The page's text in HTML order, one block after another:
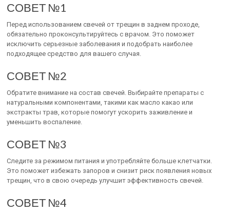
СОВЕТ №1
Перед использованием свечей от трещин в заднем проходе,
обязательно проконсультируйтесь с врачом. Это поможет
исключить серьезные заболевания и подобрать наиболее
подходящее средство для вашего случая.
СОВЕТ №2
Обратите внимание на состав свечей. Выбирайте препараты с
натуральными компонентами, такими как масло какао или
экстракты трав, которые помогут ускорить заживление и
уменьшить воспаление.
СОВЕТ №3
Следите за режимом питания и употребляйте больше клетчатки.
Это поможет избежать запоров и снизит риск появления новых
трещин, что в свою очередь улучшит эффективность свечей.
СОВЕТ №4